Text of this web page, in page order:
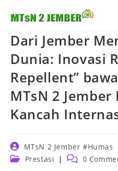
Dari Jember
Dunia: Inovasi
Repellent”
MTsN 2
Kancah
Post
author:
MTsN 2 Jember #Humas
Post Prestasi
Post 0